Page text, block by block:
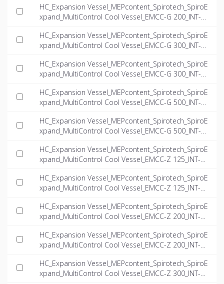
HC_Expansion Vessel_MEPcontent_Spirotech_SpiroE
xpand_MultiControl Cool Vessel_EMCC-G 200_INT-E
HC_Expansion Vessel_MEPcontent_Spirotech_SpiroE
xpand_MultiControl Cool Vessel_EMCC-G 300_INT-E
HC_Expansion Vessel_MEPcontent_Spirotech_SpiroE
xpand_MultiControl Cool Vessel_EMCC-G 300_INT-E
HC_Expansion Vessel_MEPcontent_Spirotech_SpiroE
xpand_MultiControl Cool Vessel_EMCC-G 500_INT-E
HC_Expansion Vessel_MEPcontent_Spirotech_SpiroE
xpand_MultiControl Cool Vessel_EMCC-G 500_INT-E
HC_Expansion Vessel_MEPcontent_Spirotech_SpiroE
xpand_MultiControl Cool Vessel_EMCC-Z 125_INT-E
HC_Expansion Vessel_MEPcontent_Spirotech_SpiroE
xpand_MultiControl Cool Vessel_EMCC-Z 125_INT-E
HC_Expansion Vessel_MEPcontent_Spirotech_SpiroE
xpand_MultiControl Cool Vessel_EMCC-Z 200_INT-E
HC_Expansion Vessel_MEPcontent_Spirotech_SpiroE
xpand_MultiControl Cool Vessel_EMCC-Z 200_INT-E
HC_Expansion Vessel_MEPcontent_Spirotech_SpiroE
xpand_MultiControl Cool Vessel_EMCC-Z 300_INT-E